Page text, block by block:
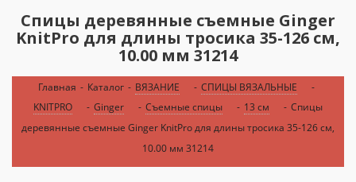
Спицы деревянные съемные Ginger
KnitPro для длины тросика 35-126 см,
10.00 мм 31214
Главная - Каталог - ВЯЗАНИЕ - СПИЦЫ ВЯЗАЛЬНЫЕ
-
KNITPRO
- Ginger - Съемные спицы - 13 см - Спицы
деревянные съемные Ginger KnitPro для длины тросика 35-126 см,
10.00 мм 31214